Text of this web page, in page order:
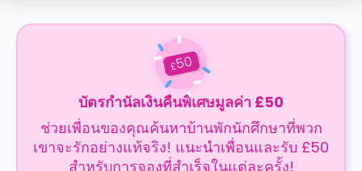
£50
บัตรกำนัลเงินคืนพิเศษมูลค่า £50
ช่วยเพื่อนของคุณค้นหาบ้านพักนักศึกษาที่พวก
เขาจะรักอย่างแท้จริง! แนะนำเพื่อนและรับ £50
สำหรับการจองที่สำเร็จในแต่ละครั้ง!